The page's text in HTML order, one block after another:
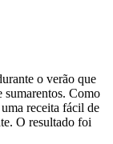
o verão que
sumarentos. Como
receita fácil de
O resultado foi